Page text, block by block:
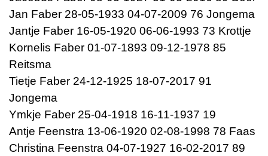
Jan Faber 28-05-1933 04-07-2009 76 Jongema
Jantje Faber 16-05-1920 06-06-1993 73 Krottje
Kornelis Faber 01-07-1893 09-12-1978 85
Reitsma
Tietje Faber 24-12-1925 18-07-2017 91
Jongema
Ymkje Faber 25-04-1918 16-11-1937 19
Antje Feenstra 13-06-1920 02-08-1998 78 Faas
Christina Feenstra 04-07-1927 16-02-2017 89